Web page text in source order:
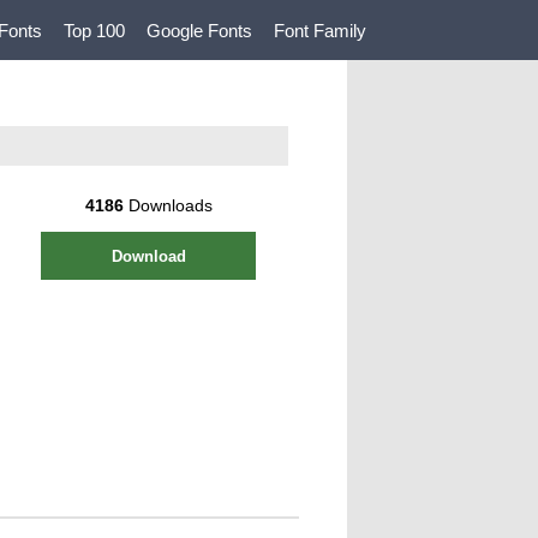
Top 100 Google Fonts Font Family
4186Downloads
Download